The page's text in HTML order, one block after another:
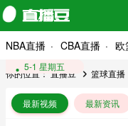
NBA直播 CBA直播 欧
你的位置：直播豆 篮球直播
最新视频 最新资讯
5-3 星期日
5-1 星期五